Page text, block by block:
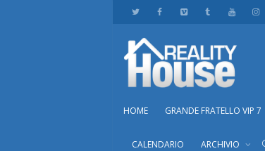
HOME GRANDE FRATELLO VIP 7
CALENDARIO ARCHIVIO